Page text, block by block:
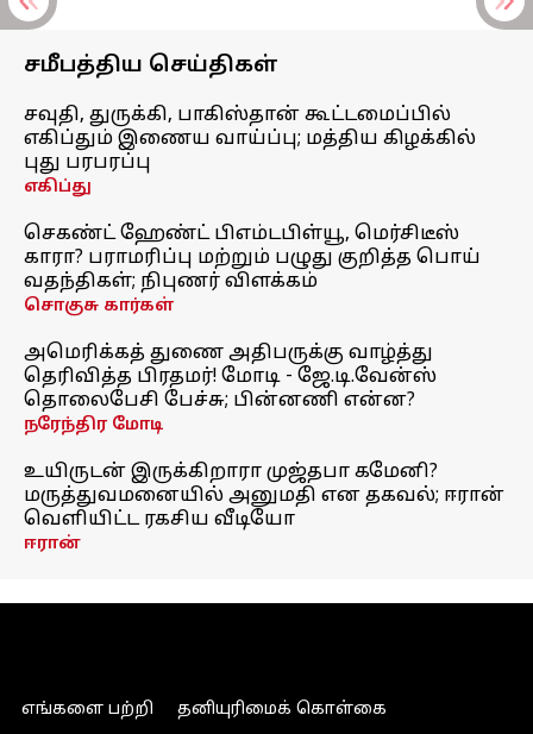
சமீபத்திய செய்திகள்
சவுதி, துருக்கி, பாகிஸ்தான் கூட்டமைப்பில்
எகிப்தும் இணைய வாய்ப்பு; மத்திய கிழக்கில்
புது பரபரப்பு
எகிப்து
செகண்ட் ஹேண்ட் பிஎம்டபிள்யூ, மெர்சிடீஸ்
காரா? பராமரிப்பு மற்றும் பழுது குறித்த பொய்
வதந்திகள்; நிபுணர் விளக்கம்
சொகுசு கார்கள்
அமெரிக்கத் துணை அதிபருக்கு வாழ்த்து
தெரிவித்த பிரதமர்! மோடி - ஜே.டி.வேன்ஸ்
தொலைபேசி பேச்சு; பின்னணி என்ன?
நரேந்திர மோடி
உயிருடன் இருக்கிறாரா முஜ்தபா கமேனி?
மருத்துவமனையில் அனுமதி என தகவல்; ஈரான்
வெளியிட்ட ரகசிய வீடியோ
ஈரான்
எங்களை பற்றி தனியுரிமைக் கொள்கை